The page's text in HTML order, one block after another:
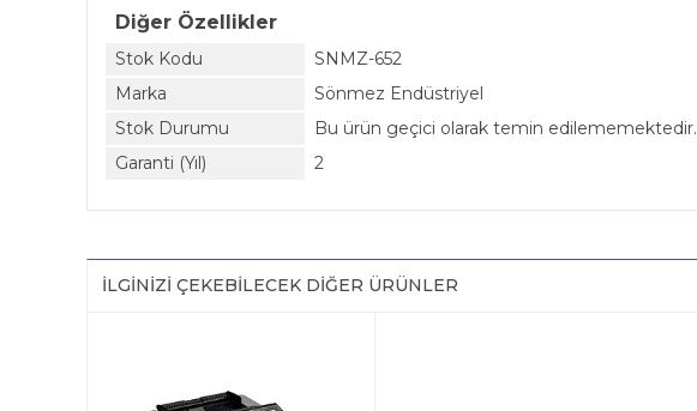
Diğer Özellikler
Stok Kodu
SNMZ-652
Marka
Sönmez Endüstriyel
Stok Durumu
Bu ürün geçici olarak temin edilememektedir.
Garanti (Yıl)
2
İLGINIZI ÇEKEBILECEK DIĞER ÜRÜNLER